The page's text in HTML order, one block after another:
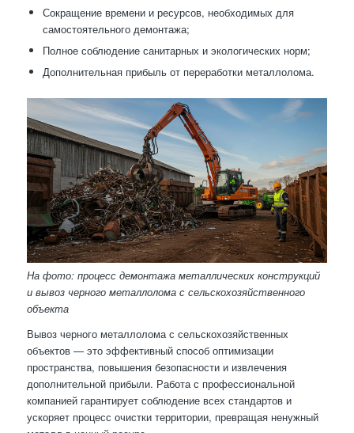
Сокращение времени и ресурсов, необходимых для
самостоятельного демонтажа;
Полное соблюдение санитарных и экологических норм;
Дополнительная прибыль от переработки металлолома.
На фото: процесс демонтажа металлических конструкций
и вывоз черного металлолома с сельскохозяйственного
объекта
Вывоз черного металлолома с сельскохозяйственных
объектов — это эффективный способ оптимизации
пространства, повышения безопасности и извлечения
дополнительной прибыли. Работа с профессиональной
компанией гарантирует соблюдение всех стандартов и
ускоряет процесс очистки территории, превращая ненужный